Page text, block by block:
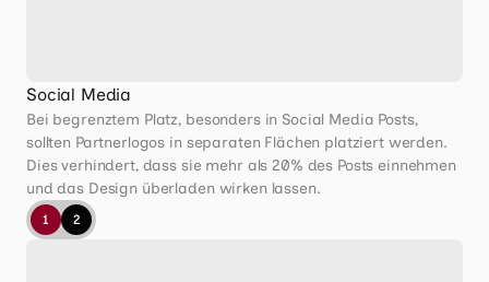
Social Media
Bei begrenztem Platz, besonders in Social Media Posts,
sollten Partnerlogos in separaten Flächen platziert werden.
Dies verhindert, dass sie mehr als 20% des Posts einnehmen
und das Design überladen wirken lassen.
1 2